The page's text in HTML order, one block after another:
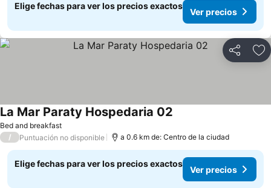
Elige fechas para ver los precios exactos
Ver precios
Compartir
Bed and breakfast
La Mar Paraty Hospedaria 02
/ Puntuación no disponible a 0.6 km de: Centro de la ciudad
Elige fechas para ver los precios exactos
Ver precios